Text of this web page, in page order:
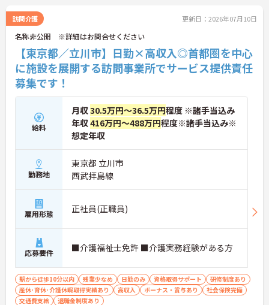
環境です。
＜「夜勤なし」で管理者・スペシャリストを目指せ
る明確なキャリアパス＞訪問介護のため夜勤がな
く、完全週休2日制で生活リズムを整えながら働け
ます。現場のプロとして極める道、マネジメント職
へ進む道とキャリアプランも多様化しています。
訪問介護 更新日：2026年07月10日
名称非公開 ※詳細はお問合せください
【東京都／立川市】日勤×高収入◎首都圏を中心
に施設を展開する訪問事業所でサービス提供責任
募集です！
給料
月収30.5万円～36.5万円程度 ※諸手当込み
年収416万円～488万円程度※諸手当込み※
想定年収
勤務地
東京都 立川市
西武拝島線
雇用形態 正社員(正職員)
応募要件 ■介護福祉士免許 ■介護実務経験がある方
駅から徒歩10分以内 残業少なめ 日勤のみ 資格取得サポート
研修制度あり
産休･育休･介護休暇取得実績あり
高収入 ボーナス・賞与あり
社会保険完備
交通費支給
退職金制度あり